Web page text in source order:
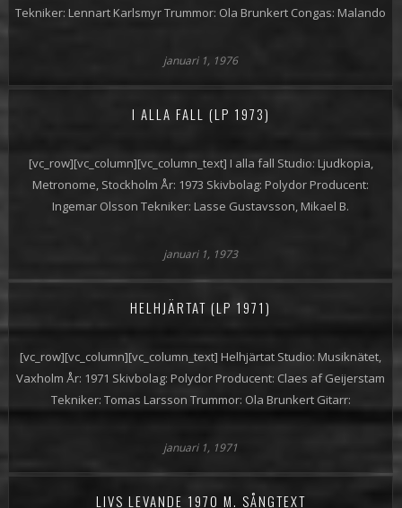
Tekniker: Lennart Karlsmyr Trummor: Ola Brunkert Congas: Malando
januari 1, 1976
I ALLA FALL (LP 1973)
[vc_row][vc_column][vc_column_text] I alla fall Studio: Ljudkopia,
Metronome, Stockholm År: 1973 Skivbolag: Polydor Producent:
Ingemar Olsson Tekniker: Lasse Gustavsson, Mikael B.
januari 1, 1973
HELHJÄRTAT (LP 1971)
[vc_row][vc_column][vc_column_text] Helhjärtat Studio: Musiknätet,
Vaxholm År: 1971 Skivbolag: Polydor Producent: Claes af Geijerstam
Tekniker: Tomas Larsson Trummor: Ola Brunkert Gitarr:
januari 1, 1971
LIVS LEVANDE 1970 M. SÅNGTEXT